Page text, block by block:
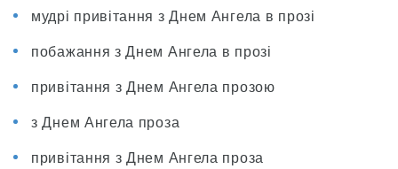
мудрі привітання з Днем Ангела в прозі
побажання з Днем Ангела в прозі
привітання з Днем Ангела прозою
з Днем Ангела проза
привітання з Днем Ангела проза